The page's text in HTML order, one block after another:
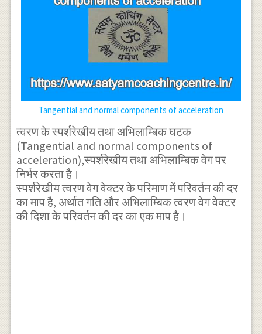
Tangential and normal components of acceleration
त्वरण के स्पर्शरेखीय तथा अभिलाम्बिक घटक
(Tangential and normal components of
acceleration),स्पर्शरेखीय तथा अभिलाम्बिक वेग पर
निर्भर करता है।
स्पर्शरेखीय त्वरण वेग वेक्टर के परिमाण में परिवर्तन की दर
का माप है, अर्थात गति और अभिलाम्बिक त्वरण वेग वेक्टर
की दिशा के परिवर्तन की दर का एक माप है।